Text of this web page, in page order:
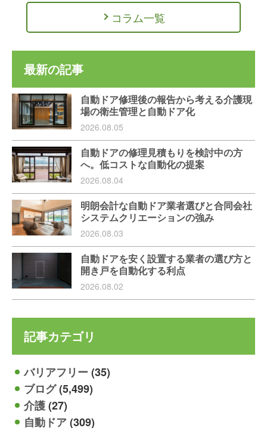
コラム一覧
最新の記事
自動ドア修理後の報告から考える介護現
場の衛生管理と自動ドア化
2026.08.05
自動ドアの修理見積もりを検討中の方
へ。低コストな自動化の提案
2026.08.04
明朗会計な自動ドア業者選びと合同会社
システムクリエーションの強み
2026.08.03
自動ドアを安く設置する業者の選び方と
開き戸を自動化する利点
2026.08.02
記事カテゴリ
バリアフリー(35)
ブログ(5,499)
介護(27)
自動ドア(309)